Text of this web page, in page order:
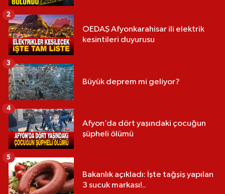
OEDAŞ Afyonkarahisar ili elektrik
kesintileri duyurusu
2
Büyük deprem mi geliyor?
3
Afyon’da dört yaşındaki çocuğun
şüpheli ölümü
4
Bakanlık açıkladı: İşte tağşiş yapılan
3 sucuk markası!..
5